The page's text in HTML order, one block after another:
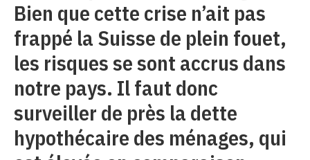
Bien que cette crise n’ait pas
frappé la Suisse de plein fouet,
les risques se sont accrus dans
notre pays. Il faut donc
surveiller de près la dette
hypothécaire des ménages, qui